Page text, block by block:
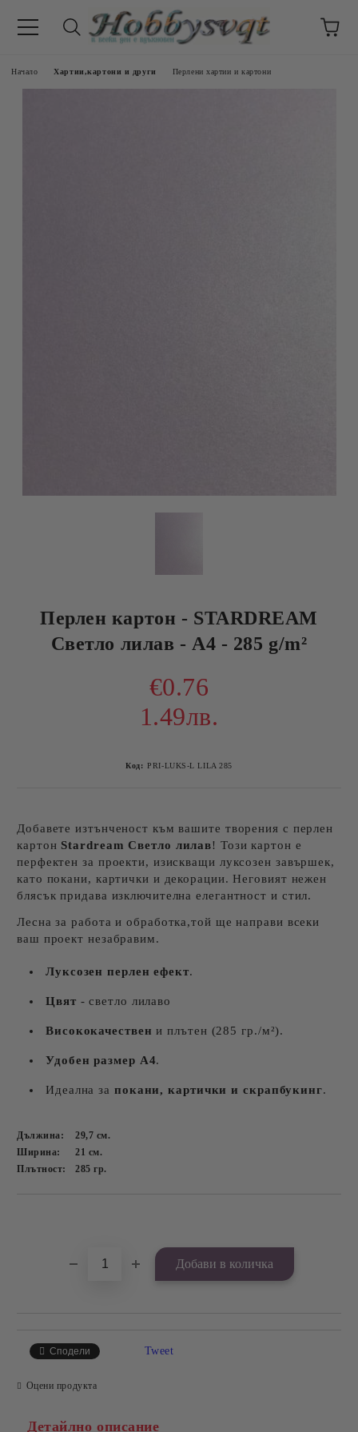
Начало Хартии,картони и други Перлени хартии и картони
Перлен картон - STARDREAM
Светло лилав - А4 - 285 g/m²
€0.76
1.49лв.
Код: PRI-LUKS-L LILA 285
Добавете изтънченост към вашите творения с перлен
картон Stardream Светло лилав! Този картон е
перфектен за проекти, изискващи луксозен завършек,
като покани, картички и декорации. Неговият нежен
блясък придава изключителна елегантност и стил.
Лесна за работа и обработка,той ще направи всеки
ваш проект незабравим.
Луксозен перлен ефект.
Цвят - светло лилаво
Висококачествен и плътен (285 гр./м²).
Удобен размер A4.
Идеална за покани, картички и скрапбукинг.
Дължина: 29,7 см.
Ширина:
21 см.
Плътност:
285гр.
Сподели Tweet
Оцени продукта
Детайлно описание